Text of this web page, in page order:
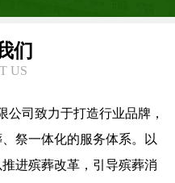
们
US
司致力于打造行业品牌，
祭一体化的服务体系。以
进殡葬改革，引导殡葬消